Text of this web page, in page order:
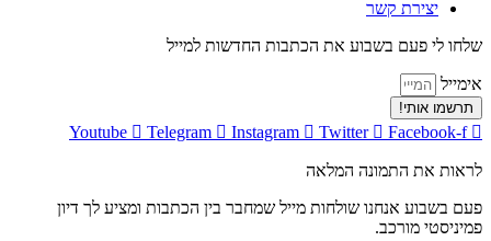
יצירת קשר
שלחו לי פעם בשבוע את הכתבות החדשות למייל
אימייל
תרשמו אותי!
Youtube Telegram Instagram Twitter Facebook-f
לראות את התמונה המלאה
פעם בשבוע אנחנו שולחות מייל שמחבר בין הכתבות ומציע לך דיון
פמיניסטי מורכב.